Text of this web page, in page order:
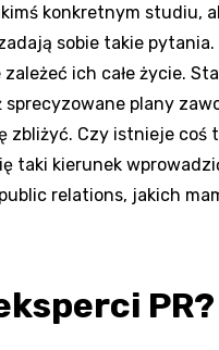
konkretnym studiu,
sobie takie
ich całe życie.
plany
zbliżyć. Czy istnieje
taki kierunek
relations, jakich
PR?